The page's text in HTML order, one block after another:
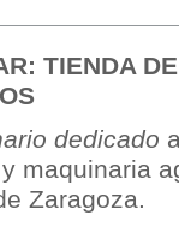
TIENDA DE
dedicado
maquinaria
Zaragoza.